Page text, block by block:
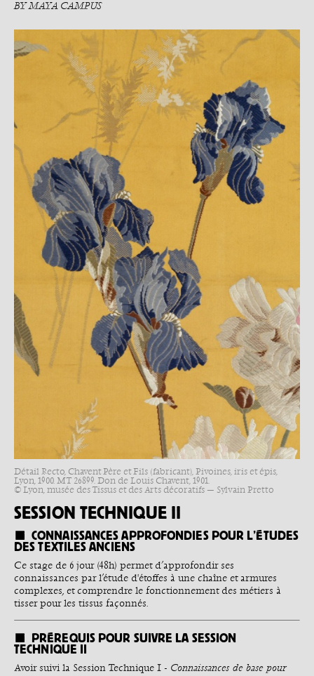
BY MAYA CAMPUS
Détail Recto, Chavent Père et Fils (fabricant), Pivoines, iris et épis,
Lyon, 1900. MT 26899. Don de Louis Chavent, 1901.
© Lyon, musée des Tissus et des Arts décoratifs — Sylvain Pretto
SESSION TECHNIQUE II
CONNAISSANCES APPROFONDIES POUR L’ÉTUDES
DES TEXTILES ANCIENS
Ce stage de 6 jour (48h) permet d’approfondir ses
connaissances par l’étude d'étoffes à une chaîne et armures
complexes, et comprendre le fonctionnement des métiers à
tisser pour les tissus façonnés.
PRÉREQUIS POUR SUIVRE LA SESSION
TECHNIQUE II
Avoir suivi la Session Technique I - Connaissances de base pour